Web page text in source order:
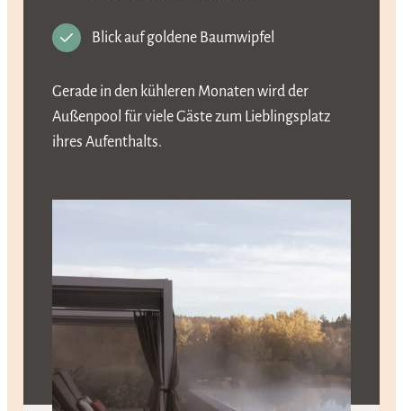
Blick auf goldene Baumwipfel
Gerade in den kühleren Monaten wird der
Außenpool für viele Gäste zum Lieblingsplatz
ihres Aufenthalts.